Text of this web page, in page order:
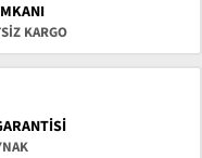
KARGO